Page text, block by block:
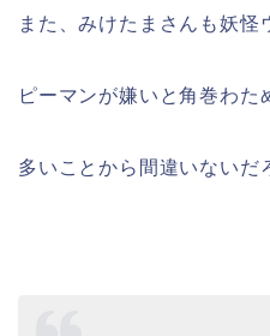
また、みけたまさんも妖怪
ピーマンが嫌いと角巻わた
多いことから間違いないだ